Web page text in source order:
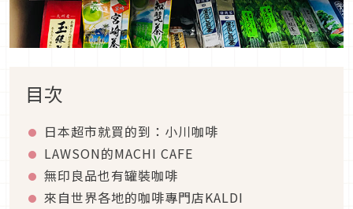
目次
日本超市就買的到：小川咖啡
LAWSON的MACHI CAFE
無印良品也有罐裝咖啡
來自世界各地的咖啡專門店KALDI